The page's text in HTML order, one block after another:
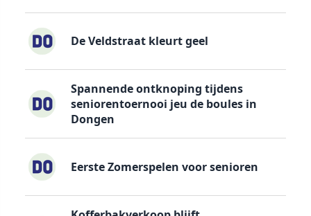
De Veldstraat kleurt geel
Spannende ontknoping tijdens
seniorentoernooi jeu de boules in
Dongen
Eerste Zomerspelen voor senioren